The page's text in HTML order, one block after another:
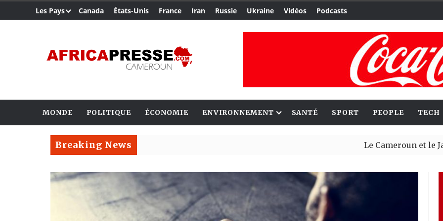
Les Pays Canada États-Unis France Iran Russie Ukraine Vidéos Podcasts
MONDE POLITIQUE ÉCONOMIE ENVIRONNEMENT SANTÉ SPORT PEOPLE TECH
Breaking News Le Cameroun et le Japon